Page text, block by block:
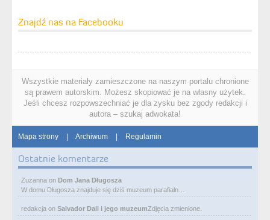
Znajdź nas na Facebooku
Wszystkie materiały zamieszczone na naszym portalu chronione
są prawem autorskim. Możesz skopiować je na własny użytek.
Jeśli chcesz rozpowszechniać je dla zysku bez zgody redakcji i
autora – szukaj adwokata!
Mapa strony | Archiwum | Regulamin
Ostatnie komentarze
Zuzanna on Dom Jana Długosza
W domu Długosza znajduje się dziś muzeum parafialn…
redakcja on Salvador Dali i jego muzeumZdjęcia zmienione.